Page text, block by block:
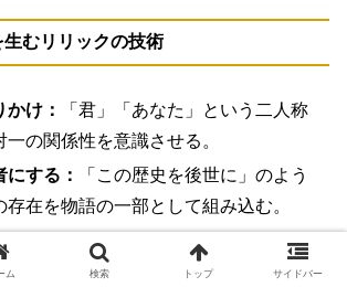
生むリリックの技術
け：
「君」「あなた」という二人称
一の関係性を意識させる。
する：
「この歴史を後世に」のよう
存在を物語の一部として組み込む。
「外野のコトバはシカトする！」のよ
対する本音を共有し、仲間意識を高め
ム 検索 トップ サイドバー